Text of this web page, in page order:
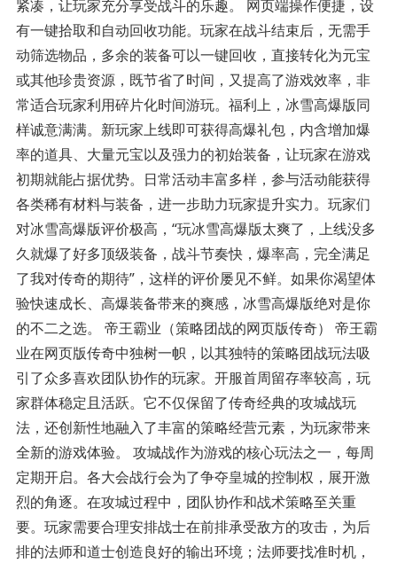
紧凑，让玩家充分享受战斗的乐趣。 网页端操作便捷，设
有一键拾取和自动回收功能。玩家在战斗结束后，无需手
动筛选物品，多余的装备可以一键回收，直接转化为元宝
或其他珍贵资源，既节省了时间，又提高了游戏效率，非
常适合玩家利用碎片化时间游玩。福利上，冰雪高爆版同
样诚意满满。新玩家上线即可获得高爆礼包，内含增加爆
率的道具、大量元宝以及强力的初始装备，让玩家在游戏
初期就能占据优势。日常活动丰富多样，参与活动能获得
各类稀有材料与装备，进一步助力玩家提升实力。玩家们
对冰雪高爆版评价极高，“玩冰雪高爆版太爽了，上线没多
久就爆了好多顶级装备，战斗节奏快，爆率高，完全满足
了我对传奇的期待”，这样的评价屡见不鲜。如果你渴望体
验快速成长、高爆装备带来的爽感，冰雪高爆版绝对是你
的不二之选。 帝王霸业（策略团战的网页版传奇） 帝王霸
业在网页版传奇中独树一帜，以其独特的策略团战玩法吸
引了众多喜欢团队协作的玩家。开服首周留存率较高，玩
家群体稳定且活跃。它不仅保留了传奇经典的攻城战玩
法，还创新性地融入了丰富的策略经营元素，为玩家带来
全新的游戏体验。 攻城战作为游戏的核心玩法之一，每周
定期开启。各大会战行会为了争夺皇城的控制权，展开激
烈的角逐。在攻城过程中，团队协作和战术策略至关重
要。玩家需要合理安排战士在前排承受敌方的攻击，为后
排的法师和道士创造良好的输出环境；法师要找准时机，